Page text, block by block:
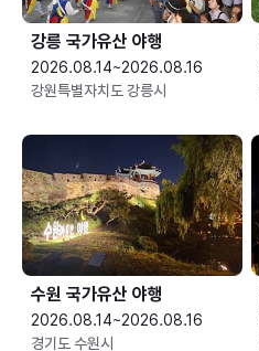
강릉 국가유산 야행
2026.08.14~2026.08.16
강원특별자치도 강릉시
수원 국가유산 야행
2026.08.14~2026.08.16
경기도 수원시